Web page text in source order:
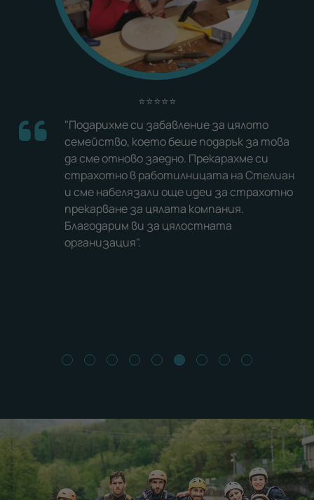
МАРИЯ ЛУКАНОВА
⭐⭐⭐⭐⭐
Подариха ми ваучер от Gift Tube на
стойност и си избрах урок по конна езда.
Беше невероятно, очарована съм от
отношението и цялото преживяване с
кончетата. Със сигурност ще повторя.
Gift Tube - любими сте ми.